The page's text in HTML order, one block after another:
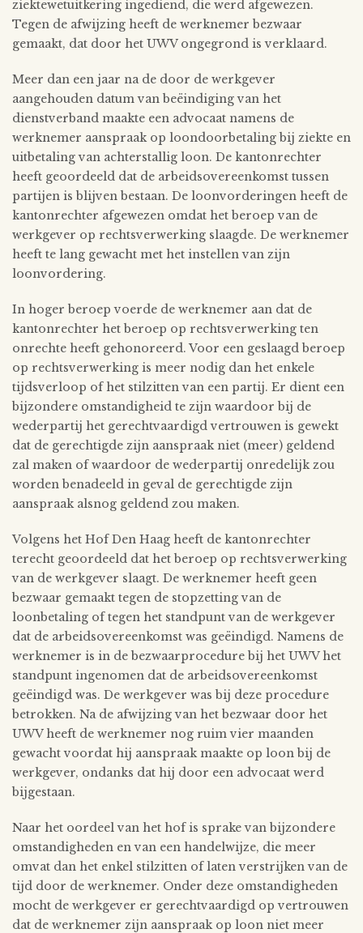
ziektewetuitkering ingediend, die werd afgewezen.
Tegen de afwijzing heeft de werknemer bezwaar
gemaakt, dat door het UWV ongegrond is verklaard.
Meer dan een jaar na de door de werkgever
aangehouden datum van beëindiging van het
dienstverband maakte een advocaat namens de
werknemer aanspraak op loondoorbetaling bij ziekte en
uitbetaling van achterstallig loon. De kantonrechter
heeft geoordeeld dat de arbeidsovereenkomst tussen
partijen is blijven bestaan. De loonvorderingen heeft de
kantonrechter afgewezen omdat het beroep van de
werkgever op rechtsverwerking slaagde. De werknemer
heeft te lang gewacht met het instellen van zijn
loonvordering.
In hoger beroep voerde de werknemer aan dat de
kantonrechter het beroep op rechtsverwerking ten
onrechte heeft gehonoreerd. Voor een geslaagd beroep
op rechtsverwerking is meer nodig dan het enkele
tijdsverloop of het stilzitten van een partij. Er dient een
bijzondere omstandigheid te zijn waardoor bij de
wederpartij het gerechtvaardigd vertrouwen is gewekt
dat de gerechtigde zijn aanspraak niet (meer) geldend
zal maken of waardoor de wederpartij onredelijk zou
worden benadeeld in geval de gerechtigde zijn
aanspraak alsnog geldend zou maken.
Volgens het Hof Den Haag heeft de kantonrechter
terecht geoordeeld dat het beroep op rechtsverwerking
van de werkgever slaagt. De werknemer heeft geen
bezwaar gemaakt tegen de stopzetting van de
loonbetaling of tegen het standpunt van de werkgever
dat de arbeidsovereenkomst was geëindigd. Namens de
werknemer is in de bezwaarprocedure bij het UWV het
standpunt ingenomen dat de arbeidsovereenkomst
geëindigd was. De werkgever was bij deze procedure
betrokken. Na de afwijzing van het bezwaar door het
UWV heeft de werknemer nog ruim vier maanden
gewacht voordat hij aanspraak maakte op loon bij de
werkgever, ondanks dat hij door een advocaat werd
bijgestaan.
Naar het oordeel van het hof is sprake van bijzondere
omstandigheden en van een handelwijze, die meer
omvat dan het enkel stilzitten of laten verstrijken van de
tijd door de werknemer. Onder deze omstandigheden
mocht de werkgever er gerechtvaardigd op vertrouwen
dat de werknemer zijn aanspraak op loon niet meer